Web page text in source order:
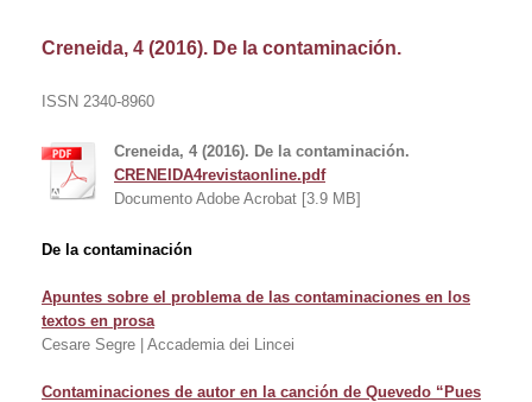
Creneida, 4 (2016). De la contaminación.
ISSN 2340-8960
Creneida, 4 (2016). De la contaminación.
CRENEIDA4revistaonline.pdf
Documento Adobe Acrobat [3.9 MB]
De la contaminación
Apuntes sobre el problema de las contaminaciones en los
textos en prosa
Cesare Segre | Accademia dei Lincei
Contaminaciones de autor en la canción de Quevedo “Pues